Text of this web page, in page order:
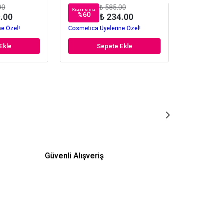
Özel!
Kazancınız
%60
₺ 585.00
₺ 234.00
Cosmetica Üyelerine Özel!
Sepete Ekle
Güvenli Alışveriş